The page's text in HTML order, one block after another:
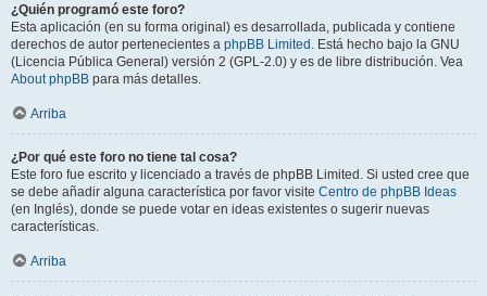
¿Quién programó este foro?
Esta aplicación (en su forma original) es desarrollada, publicada y contiene
derechos de autor pertenecientes a phpBB Limited . Está hecho bajo la GNU
(Licencia Pública General) versión 2 (GPL-2.0) y es de libre distribución. Vea
About phpBB para más detalles.
Arriba
¿Por qué este foro no tiene tal cosa?
Este foro fue escrito y licenciado a través de phpBB Limited. Si usted cree que
se debe añadir alguna característica por favor visite Centro de phpBB Ideas
(en Inglés), donde se puede votar en ideas existentes o sugerir nuevas
características.
Arriba